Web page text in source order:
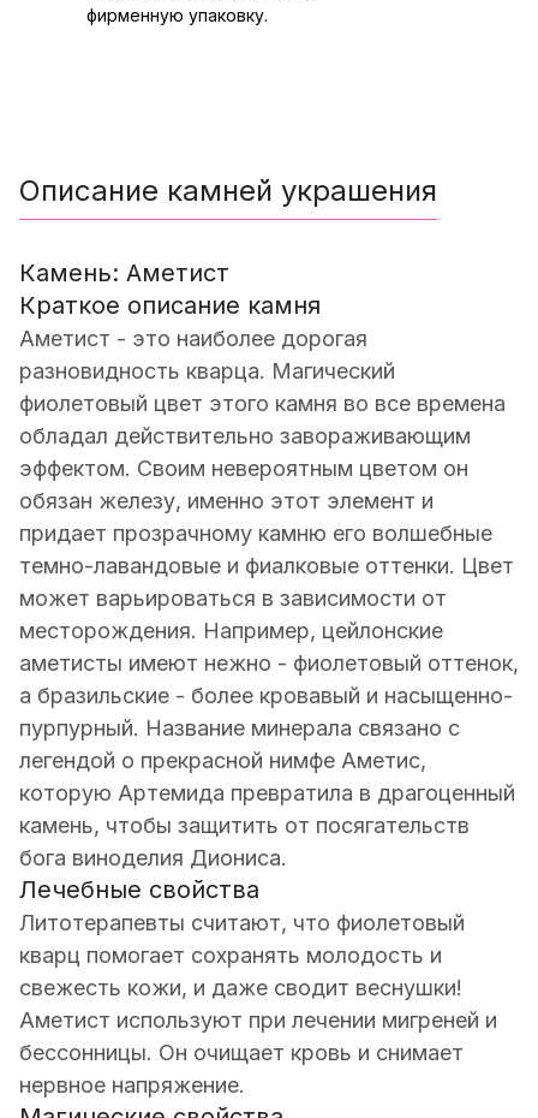
фирменную упаковку.
Описание камней украшения
Камень: Аметист
Краткое описание камня
Аметист - это наиболее дорогая
разновидность кварца. Магический
фиолетовый цвет этого камня во все времена
обладал действительно завораживающим
эффектом. Своим невероятным цветом он
обязан железу, именно этот элемент и
придает прозрачному камню его волшебные
темно-лавандовые и фиалковые оттенки. Цвет
может варьироваться в зависимости от
месторождения. Например, цейлонские
аметисты имеют нежно - фиолетовый оттенок,
а бразильские - более кровавый и насыщенно-
пурпурный. Название минерала связано с
легендой о прекрасной нимфе Аметис,
которую Артемида превратила в драгоценный
камень, чтобы защитить от посягательств
бога виноделия Диониса.
Лечебные свойства
Литотерапевты считают, что фиолетовый
кварц помогает сохранять молодость и
свежесть кожи, и даже сводит веснушки!
Аметист используют при лечении мигреней и
бессонницы. Он очищает кровь и снимает
нервное напряжение.